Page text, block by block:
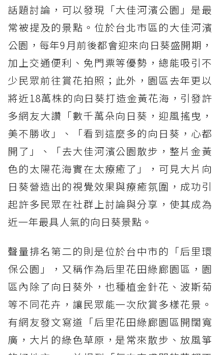
話題討論，可以發現「大佳河濱公園」是最
常被提及的景點。位於台北市區的大佳河濱
公園，每年9月前後都會迎來向日葵盛開期，
加上交通便利、免門票等優勢，總能吸引不
少民眾前往賞花拍照；此外，園區去年更以
將近18萬株的向日葵打造金黃花海，引發許
多網友大讚「數千萬朵向日葵，迎風搖曳，
美不勝收」、「看到這麼多的向日葵，心都
開了」、「去大佳河濱公園散步，整片金黃
色的太陽花海實在太療癒了」，可見大片向
日葵營造出的視覺效果與療癒氛圍，成功引
起許多民眾在社群上討論與分享，使其成為
近一年最具人氣的向日葵景點。
聲量排名第二的則是位於台中市的「后里環
保公園」，又稱作為后里花田綠廊園區，園
區內除了向日葵外，也種植金針花、波斯菊
等不同花卉，讓民眾能一次欣賞多樣花景。
有網友發文寫道「后里花田綠廊園區開闊寬
廣，大片的綠色草原，是常來散步、放風箏